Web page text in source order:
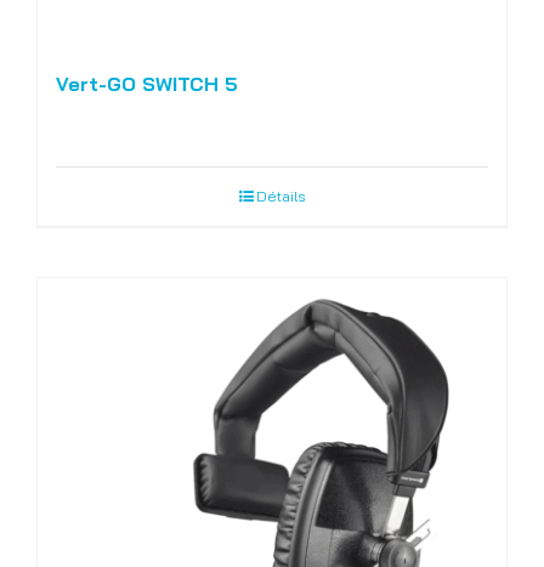
Vert-GO SWITCH 5
Détails